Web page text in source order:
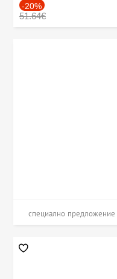
-20%
51.64€
специално предложение